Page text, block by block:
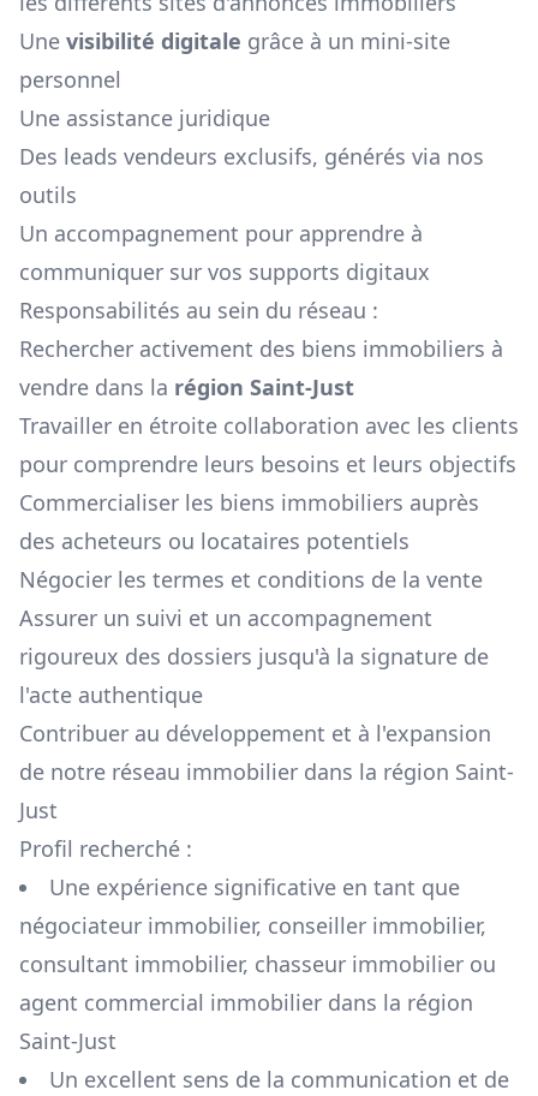
Une visibilité digitale grâce à un mini-site
personnel
Une assistance juridique
Des leads vendeurs exclusifs, générés via nos
outils
Un accompagnement pour apprendre à
communiquer sur vos supports digitaux
Responsabilités au sein du réseau :
Rechercher activement des biens immobiliers à
vendre dans la région Saint-Just
Travailler en étroite collaboration avec les clients
pour comprendre leurs besoins et leurs objectifs
Commercialiser les biens immobiliers auprès
des acheteurs ou locataires potentiels
Négocier les termes et conditions de la vente
Assurer un suivi et un accompagnement
rigoureux des dossiers jusqu'à la signature de
l'acte authentique
Contribuer au développement et à l'expansion
de notre réseau immobilier dans la région Saint-
Just
Profil recherché :
Une expérience significative en tant que
négociateur immobilier, conseiller immobilier,
consultant immobilier, chasseur immobilier ou
agent commercial immobilier dans la région
Saint-Just
Un excellent sens de la communication et de